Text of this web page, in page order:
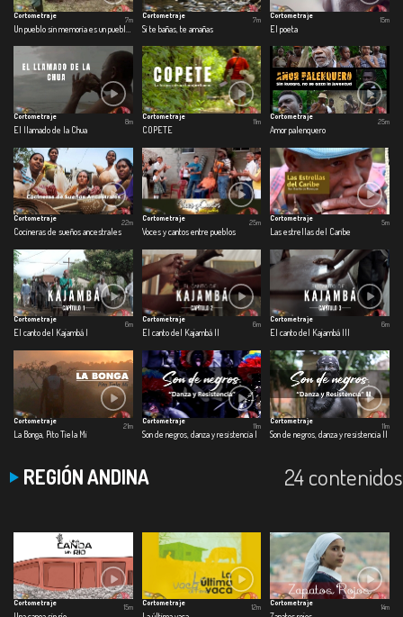
Cortometraje
7m
Cortometraje
Si te bañas, te amañas
7m
Cortometraje
El poeta
15m
Cortometraje
El llamado de la Chua
8m
Cortometraje
COPETE
11m
Cortometraje
Amor palenquero
25m
Cortometraje
Cocineras de sueños ancestrales
22m
Cortometraje
Voces y cantos entre pueblos
25m
Cortometraje
Las estrellas del Caribe
5m
Cortometraje
El canto del Kajambá I
6m
Cortometraje
El canto del Kajambá II
6m
Cortometraje
El canto del Kajambá III
6m
Cortometraje
La Bonga, Pito Tiela Mi
21m
Cortometraje
Son de negros, danza y resistencia I
11m
Cortometraje
Son de negros, danza y resistencia II
11m
REGIÓN ANDINA 24 contenidos
Cortometraje
15m
Cortometraje
12m
Cortometraje
14m